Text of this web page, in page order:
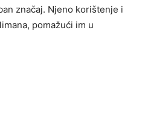
značaj. Njeno korištenje i
pomažući im u